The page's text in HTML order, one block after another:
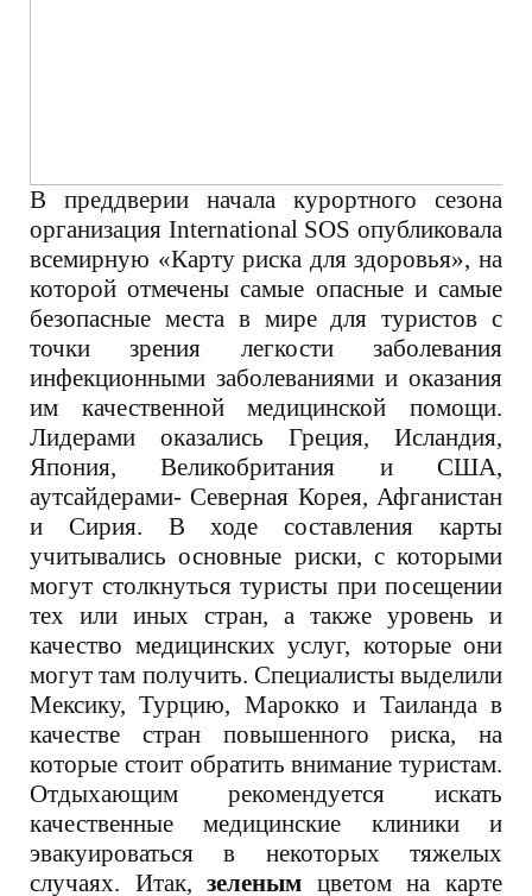
В преддверии начала курортного сезона
организация International SOSопубликовала
всемирную «Карту риска для здоровья», на
которой отмечены самые опасные и самые
безопасные места в мире для туристов с
точки зрения легкости заболевания
инфекционными заболеваниями и оказания
им качественной медицинской помощи.
Лидерами оказались Греция, Исландия,
Япония, Великобритания и США,
аутсайдерами- Северная Корея, Афганистан
и Сирия. В ходе составления карты
учитывались основные риски, с которыми
могут столкнуться туристы при посещении
тех или иных стран, а также уровень и
качество медицинских услуг, которые они
могут там получить. Специалисты выделили
Мексику, Турцию, Марокко и Таиланда в
качестве стран повышенного риска, на
которые стоит обратить внимание туристам.
Отдыхающим рекомендуется искать
качественные медицинские клиники и
эвакуироваться в некоторых тяжелых
случаях. Итак, зеленым цветом на карте